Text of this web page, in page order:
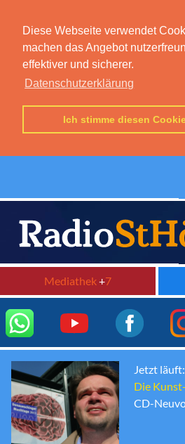
Diese Webseite verwendet
machen das Angebot
effektiver und sicherer.
Datenschutzerklärung
Ich stimme diesen
Mediathek+7
Jetzt läuft:
Die
CD-